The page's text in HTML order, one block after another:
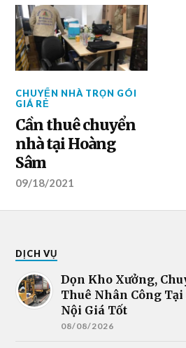
CHUYỂN NHÀ TRỌN GÓI
GIÁ RẺ
Cần thuê chuyển
nhà tại Hoàng
Sâm
09/18/2021
DỊCH VỤ
Dọn Kho Xưởng,
Thuê Nhân Công
Nội Giá Tốt
08/08/2026